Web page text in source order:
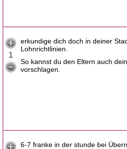
1
erkundige dich doch in deiner
Lohnrichtlinien.
So kannst du den Eltern auch
vorschlagen.
6-7 franke in der stunde bei